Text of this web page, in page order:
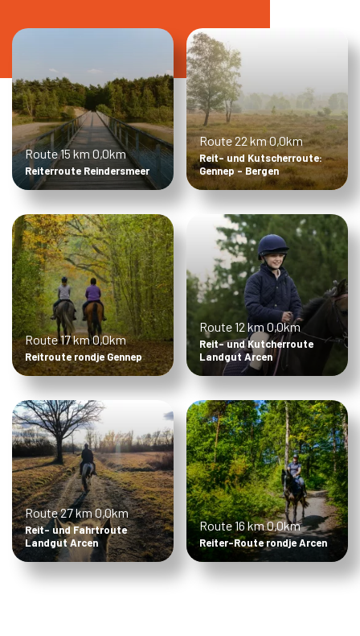
Route 15 km 0,0km
Reiterroute Reindersmeer
Route 22 km 0,0km
Reit- und Kutscherroute:
Gennep - Bergen
Route 17 km 0,0km
Reitroute rondje Gennep
Route 12 km 0,0km
Reit- und Kutcherroute
Landgut Arcen
Route 27 km0,0km
Reit- und Fahrtroute
Landgut Arcen
Route 16 km0,0km
Reiter-Route rondje Arcen